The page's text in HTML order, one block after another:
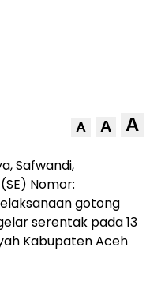
A A A
Safwandi,
Nomor:
gotong
serentak pada 13
Kabupaten Aceh